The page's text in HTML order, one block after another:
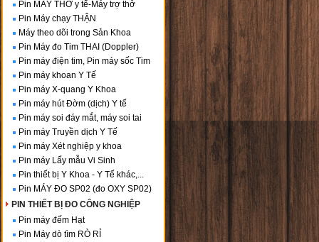
Pin MÁY THỞ y tế-Máy trợ thở
Pin Máy chạy THẬN
Máy theo dõi trong Sản Khoa
Pin Máy đo Tim THAI (Doppler)
Pin máy điện tim, Pin máy sốc Tim
Pin máy khoan Y Tế
Pin máy X-quang Y Khoa
Pin máy hút Đờm (dịch) Y tế
Pin máy soi đáy mắt, máy soi tai
Pin máy Truyền dịch Y Tế
Pin máy Xét nghiệp y khoa
Pin máy Lấy mẫu Vi Sinh
Pin thiết bị Y Khoa - Y Tế khác,...
Pin MÁY ĐO SP02 (đo OXY SP02)
PIN THIẾT BỊ ĐO CÔNG NGHIỆP
Pin máy đếm Hạt
Pin Máy dò tìm RÒ RỈ